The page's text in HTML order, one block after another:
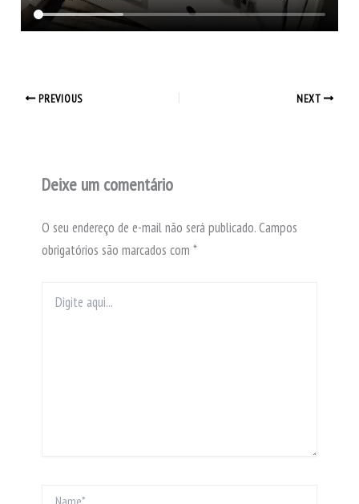
PREVIOUS NEXT
Deixe um comentário
O seu endereço de e-mail não será publicado.Campos
obrigatórios são marcados com *
aqui...